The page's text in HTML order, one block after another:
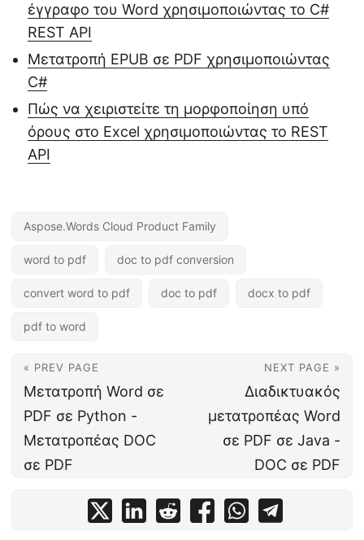
έγγραφο του Word χρησιμοποιώντας το C#
REST API
Μετατροπή EPUB σε PDF χρησιμοποιώντας
C#
Πώς να χειριστείτε τη μορφοποίηση υπό
όρους στο Excel χρησιμοποιώντας το REST
API
Aspose.Words Cloud Product Family
word to pdf doc to pdf conversion
convert word to pdf doc to pdf docx to pdf
pdf to word
« PREV PAGE
Μετατροπή Word σε
PDF σε Python -
Μετατροπέας DOC
σε PDF
NEXT PAGE »
Διαδικτυακός
μετατροπέας Word
σε PDF σε Java -
DOC σε PDF